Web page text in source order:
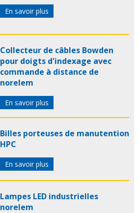
En savoir plus
Collecteur de câbles Bowden
pour doigts d'indexage avec
commande à distance de
norelem
En savoir plus
Billes porteuses de manutention
HPC
En savoir plus
Lampes LED industrielles
norelem